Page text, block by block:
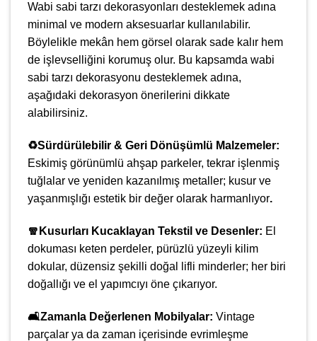
Wabi sabi tarzı dekorasyonları desteklemek adına
minimal ve modern aksesuarlar kullanılabilir.
Böylelikle mekân hem görsel olarak sade kalır hem
de işlevselliğini korumuş olur. Bu kapsamda wabi
sabi tarzı dekorasyonu desteklemek adına,
aşağıdaki dekorasyon önerilerini dikkate
alabilirsiniz.
♻️Sürdürülebilir & Geri Dönüşümlü Malzemeler:
Eskimiş görünümlü ahşap parkeler, tekrar işlenmiş
tuğlalar ve yeniden kazanılmış metaller; kusur ve
yaşanmışlığı estetik bir değer olarak harmanlıyor.
🧣Kusurları Kucaklayan Tekstil ve Desenler: El
dokuması keten perdeler, pürüzlü yüzeyli kilim
dokular, düzensiz şekilli doğal lifli minderler; her biri
doğallığı ve el yapımcıyı öne çıkarıyor.
🛋️Zamanla Değerlenen Mobilyalar: Vintage
parçalar ya da zaman içerisinde evrimleşme